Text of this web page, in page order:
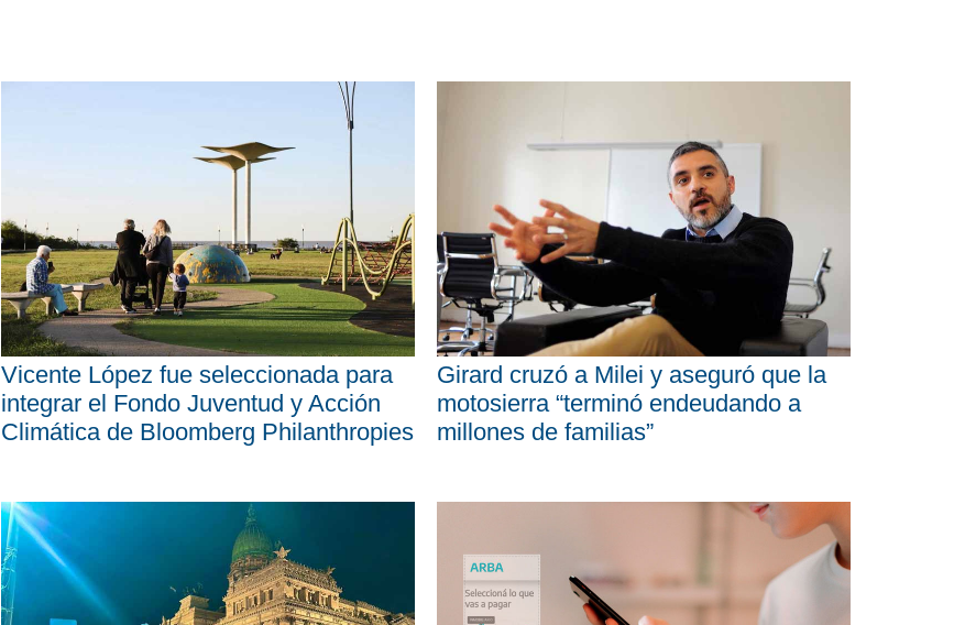
Vicente López fue seleccionada para
integrar el Fondo Juventud y Acción
Climática de Bloomberg Philanthropies
Girard cruzó a Milei y aseguró que la
motosierra “terminó endeudando a
millones de familias”